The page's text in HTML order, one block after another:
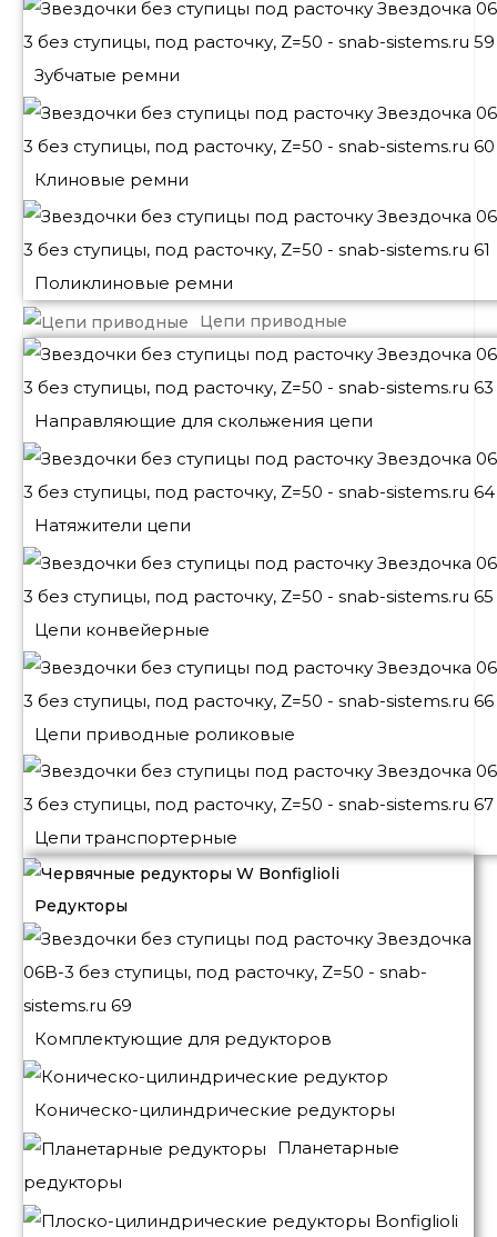
Зубчатые ремни
Клиновые ремни
Поликлиновые ремни
Цепи приводные
Направляющие для скольжения цепи
Натяжители цепи
Цепи конвейерные
Цепи приводные роликовые
Цепи транспортерные
Редукторы
Комплектующие для редукторов
Коническо-цилиндрические редукторы
Планетарные
редукторы